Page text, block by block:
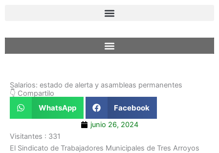
Salarios: estado de alerta y asambleas permanentes
👇 Compartilo
WhatsApp Facebook
junio 26, 2024
Visitantes : 331
El Sindicato de Trabajadores Municipales de Tres Arroyos